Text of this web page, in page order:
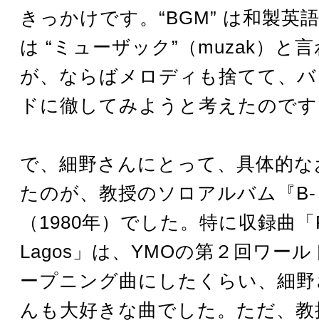
きっかけです。“BGM” は和製英
は “ミューザック”（muzak）と
が、ならばメロディも捨てて、
ドに徹してみようと考えたので
で、細野さんにとって、具体的
たのが、教授のソロアルバム『
（1980年）でした。特に収録曲
Lagos」は、YMOの第２回ワー
ープニング曲にしたくらい、細
んも大好きな曲でした。ただ、